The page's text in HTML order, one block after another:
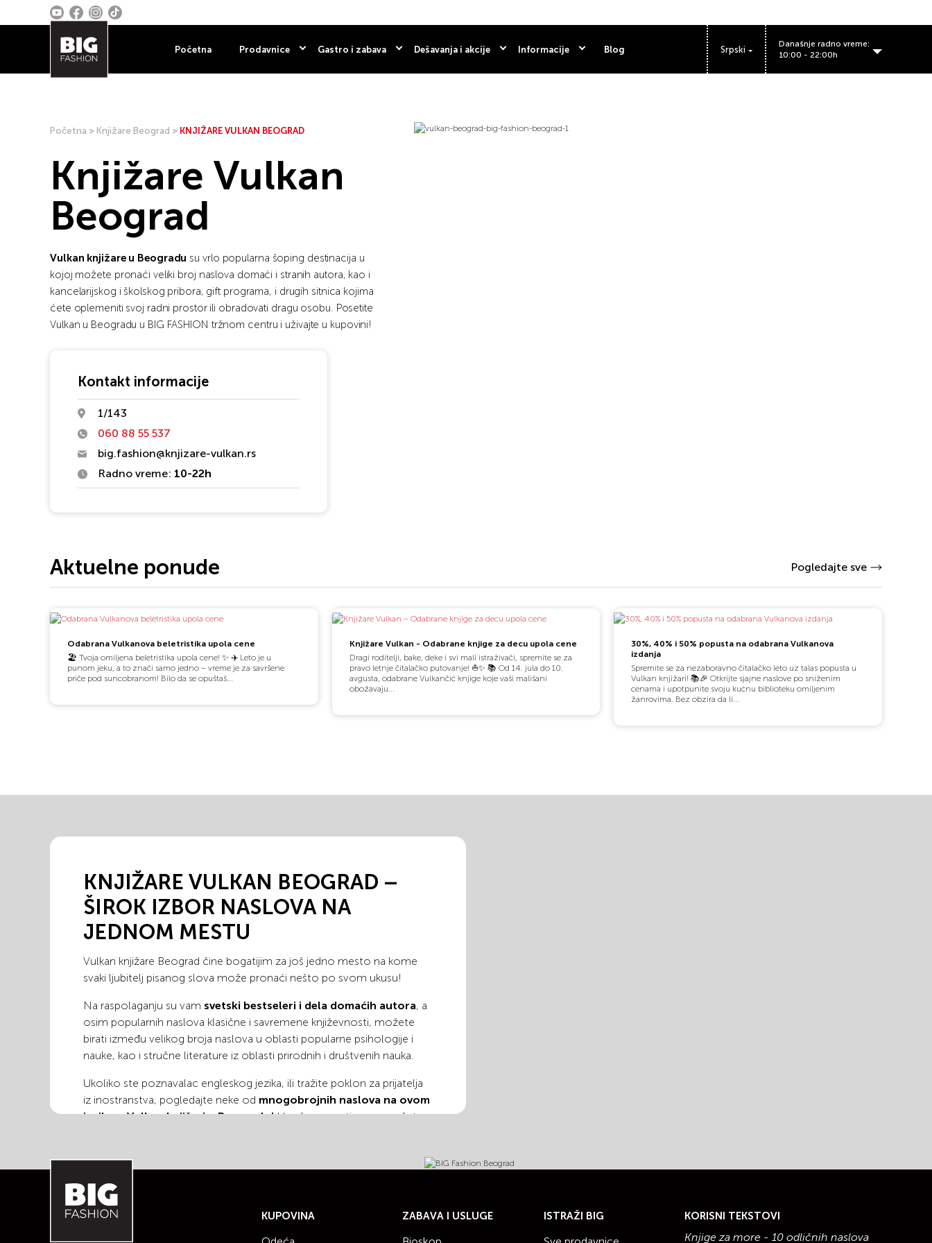
Početna Prodavnice Gastro i zabava Dešavanja i akcije Informacije Blog Srpski
Današnje radno vreme:
10:00 - 22:00h
Početna > Knjižare Beograd > KNJIŽARE VULKAN BEOGRAD
Knjižare Vulkan
Beograd
Vulkan knjižare u Beogradu su vrlo popularna šoping destinacija u
kojoj možete pronaći veliki broj naslova domaći i stranih autora, kao i
kancelarijskog i školskog pribora, gift programa, i drugih sitnica kojima
ćete oplemeniti svoj radni prostor ili obradovati dragu osobu. Posetite
Vulkan u Beogradu u BIG FASHION tržnom centru i uživajte u kupovini!
Kontakt informacije
1/143
060 88 55 537
big.fashion@knjizare-vulkan.rs
Radno vreme: 10-22h
Aktuelne ponude Pogledajte sve
Odabrana Vulkanova beletristika upola cene
🏖️ Tvoja omiljena beletristika upola cene! ✨️ ✈️ Leto je u
punom jeku, a to znači samo jedno – vreme je za savršene
priče pod suncobranom! Bilo da se opuštaš...
Knjižare Vulkan - Odabrane knjige za decu upola cene
Dragi roditelji, bake, deke i svi mali istraživači, spremite se za
pravo letnje čitalačko putovanje! ⛵✨ 📚 Od 14. jula do 10.
avgusta, odabrane Vulkančić knjige koje vaši mališani
obožavaju...
30%, 40% i 50% popusta na odabrana Vulkanova
izdanja
Spremite se za nezaboravno čitalačko leto uz talas popusta u
Vulkan knjižari! 📚🎉 Otkrijte sjajne naslove po sniženim
cenama i upotpunite svoju kućnu biblioteku omiljenim
žanrovima. Bez obzira da li...
KNJIŽARE VULKAN BEOGRAD –
ŠIROK IZBOR NASLOVA NA
JEDNOM MESTU
Vulkan knjižare Beograd čine bogatijim za još jedno mesto na kome
svaki ljubitelj pisanog slova može pronaći nešto po svom ukusu!
Na raspolaganju su vam svetski bestseleri i dela domaćih autora, a
osim popularnih naslova klasične i savremene književnosti, možete
birati između velikog broja naslova u oblasti popularne psihologije i
nauke, kao i stručne literature iz oblasti prirodnih i društvenih nauka.
Ukoliko ste poznavalac engleskog jezika, ili tražite poklon za prijatelja
iz inostranstva, pogledajte neke od mnogobrojnih naslova na ovom
jeziku u Vulkan knjižari u Beogradu!U našem asortimanu možete
KNJIŽARE VULKAN BEOGRAD –
PRONAĐITE SAVRŠEN POKLON ZA
VAMA DRAGU OSOBU
KUPOVINA ZABAVA I USLUGE ISTRAŽI BIG KORISNI TEKSTOVI
Knjige za more - 10 odličnih naslova